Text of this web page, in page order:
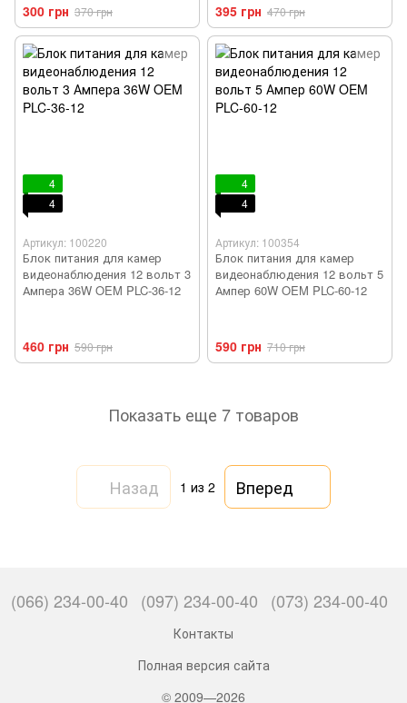
300 грн 370 грн 395 грн 470 грн
4
4
Артикул: 100220
Блок питания для камер
видеонаблюдения 12 вольт 3
Ампера 36W OEM PLC-36-12
460 грн 590 грн
4
4
Артикул: 100354
Блок питания для камер
видеонаблюдения 12 вольт 5
Ампер 60W OEM PLC-60-12
590 грн 710 грн
Показать еще 7 товаров
Назад 1 из 2 Вперед
(066) 234-00-40 (097) 234-00-40 (073) 234-00-40
Контакты
Полная версия сайта
© 2009—2026